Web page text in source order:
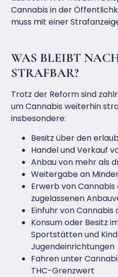
Cannabis in der
muss mit einer
WAS BLEIBT
STRAFBAR?
Trotz der Reform sind
um Cannabis weiterhin
insbesondere:
Besitz über den
Handel und Verkauf
Anbau von mehr als
Weitergabe an
Erwerb von
zugelassenen
Einfuhr von Cannabis
Konsum oder Besitz
Sportstätten und
Jugendeinrichtungen
Fahren unter
THC-Grenzwert